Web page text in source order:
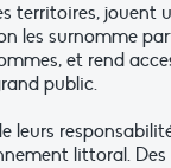
territoires, jouent
les surnomme
et rend
public.
littoral.